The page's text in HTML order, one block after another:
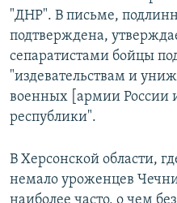
"ДНР". В письме,
подтверждена,
сепаратистами бойцы
"издевательствам и
военных [армии России
республики".
В Херсонской области,
немало уроженцев